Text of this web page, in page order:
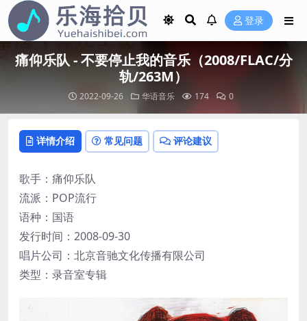
登录
痛仰乐队 - 不要停止我的音乐（2008/FLAC/分
轨/263M）
2022-09-26 华语音乐 174 0
详情介绍 常见问题 评论建议
歌手：痛仰乐队
流派：POP流行
语种：国语
发行时间：2008-09-30
唱片公司：北京音驰文化传播有限公司
类型：录音室专辑